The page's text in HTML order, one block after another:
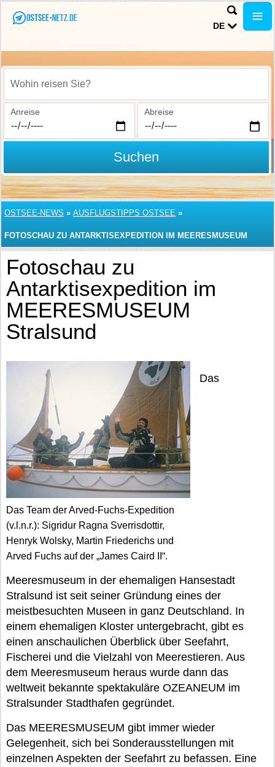
DE
Wohin reisen Sie?
Anreise Abreise
Suchen
OSTSEE-NEWS » AUSFLUGSTIPPS OSTSEE »
FOTOSCHAU ZU ANTARKTISEXPEDITION IM MEERESMUSEUM
STRALSUND
Fotoschau zu
Antarktisexpedition im
MEERESMUSEUM
Stralsund
Das Team der Arved-Fuchs-Expedition
(v.l.n.r.): Sigridur Ragna Sverrisdottir,
Henryk Wolsky, Martin Friederichs und
Arved Fuchs auf der „James Caird II“.
Das
Meeresmuseum in der ehemaligen Hansestadt
Stralsund ist seit seiner Gründung eines der
meistbesuchten Museen in ganz Deutschland. In
einem ehemaligen Kloster untergebracht, gibt es
einen anschaulichen Überblick über Seefahrt,
Fischerei und die Vielzahl von Meerestieren. Aus
dem Meeresmuseum heraus wurde dann das
weltweit bekannte spektakuläre OZEANEUM im
Stralsunder Stadthafen gegründet.
Das MEERESMUSEUM gibt immer wieder
Gelegenheit, sich bei Sonderausstellungen mit
einzelnen Aspekten der Seefahrt zu befassen. Eine